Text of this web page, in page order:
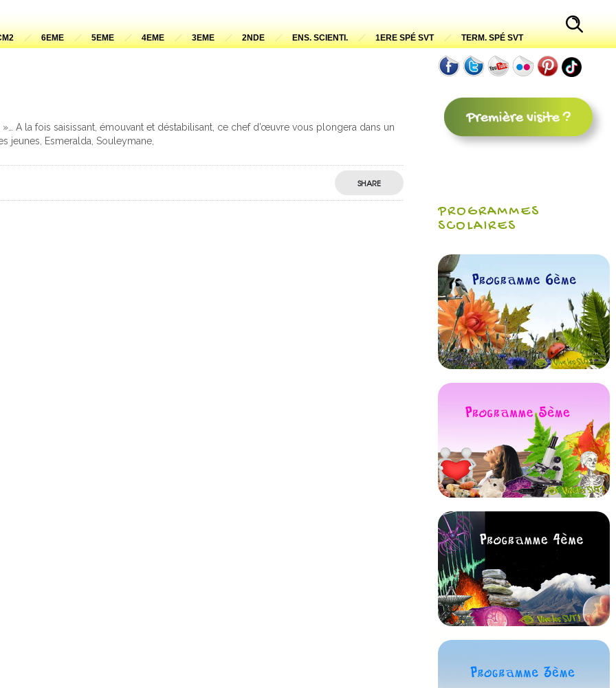
6EME 5EME 4EME 3EME 2NDE ENS. SCIENTI. 1ERE SPÉ SVT TERM. SPÉ SVT
A la fois saisissant, émouvant et déstabilisant, ce chef d’œuvre vous plongera dans un
jeunes, Esmeralda, Souleymane,
SHARE
PROGRAMMES
SCOLAIRES